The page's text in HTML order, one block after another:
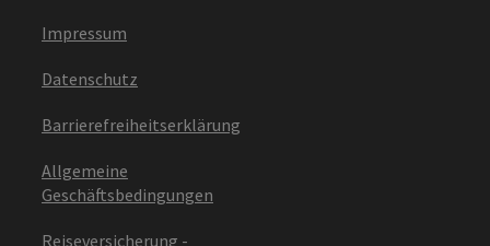
Impressum
Datenschutz
Barrierefreiheitserklärung
Allgemeine
Geschäftsbedingungen
Reiseversicherung -